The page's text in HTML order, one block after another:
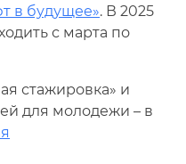
в будущее». В 2025
с марта по
стажировка» и
для молодежи – в